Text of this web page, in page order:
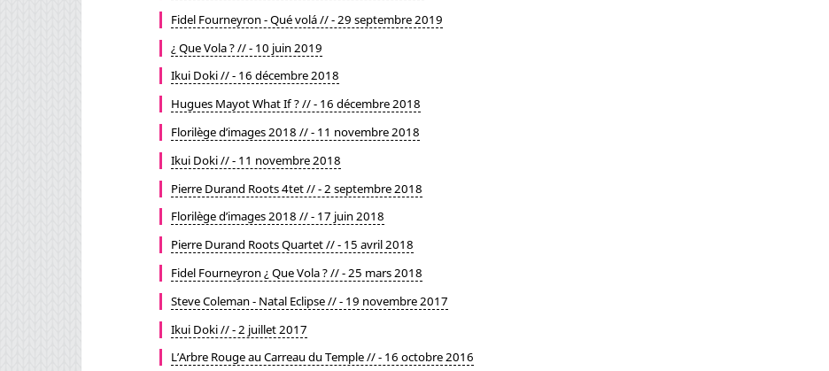
Fidel Fourneyron - Qué volá // - 29 septembre 2019
¿ Que Vola ? // - 10 juin 2019
Ikui Doki // - 16 décembre 2018
Hugues Mayot What If ? // - 16 décembre 2018
Florilège d’images 2018 // - 11 novembre 2018
Ikui Doki // - 11 novembre 2018
Pierre Durand Roots 4tet // - 2 septembre 2018
Florilège d’images 2018 // - 17 juin 2018
Pierre Durand Roots Quartet // - 15 avril 2018
Fidel Fourneyron ¿ Que Vola ? // - 25 mars 2018
Steve Coleman - Natal Eclipse // - 19 novembre 2017
Ikui Doki // - 2 juillet 2017
L’Arbre Rouge au Carreau du Temple // - 16 octobre 2016